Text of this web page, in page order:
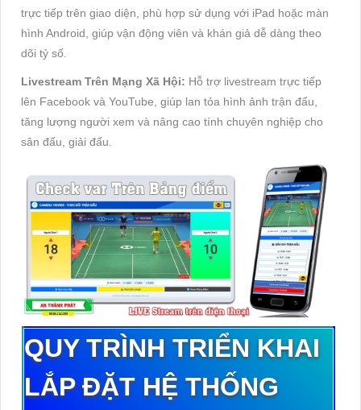
trực tiếp trên giao diện, phù hợp sử dụng với iPad hoặc màn
hình Android, giúp vận động viên và khán giả dễ dàng theo
dõi tỷ số.
Livestream Trên Mạng Xã Hội: Hỗ trợ livestream trực tiếp
lên Facebook và YouTube, giúp lan tỏa hình ảnh trận đấu,
tăng lượng người xem và nâng cao tính chuyên nghiệp cho
sân đấu, giải đấu.
QUY TRÌNH TRIỂN KHAI
LẮP ĐẶT HỆ THỐNG